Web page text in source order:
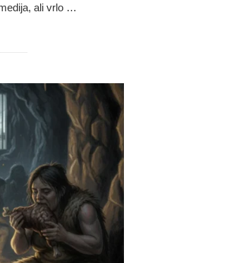
ali vrlo …